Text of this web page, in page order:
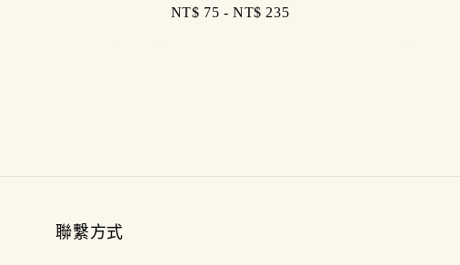
Regular
NT$ 75 - NT$ 235
聯繫方式